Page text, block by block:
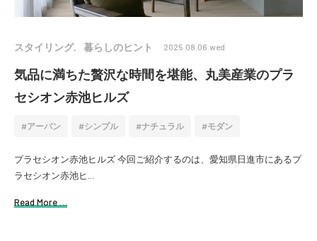
スタイリング 暮らしのヒント 2025.08.06.wed
気品に満ちた贅沢な時間を堪能、丸美産業のプラ
セシオン赤池ヒルズ
アーバン シンプル ナチュラル モダン
プラセシオン赤池ヒルズ 今回ご紹介するのは、愛知県日進市にあるプ
ラセシオン赤池ヒ...
Read More …